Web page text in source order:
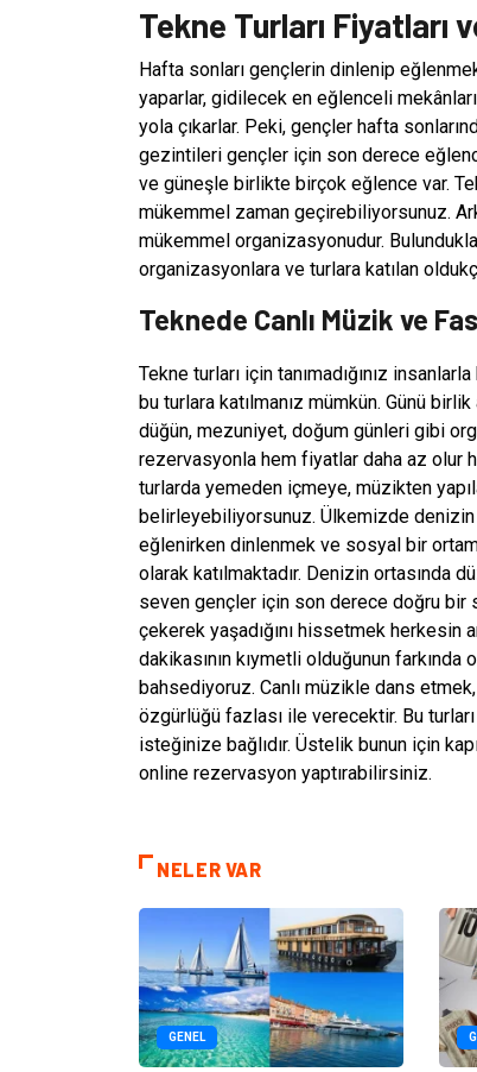
Tekne Turları Fiyatları
Hafta sonları gençlerin dinlenip
yaparlar, gidilecek en eğlenceli
yola çıkarlar. Peki, gençler hafta
gezintileri gençler için son derece
ve güneşle birlikte birçok eğlence var.
mükemmel zaman geçirebiliyorsunuz.
mükemmel organizasyonudur.
organizasyonlara ve turlara katılan
Teknede Canlı Müzik ve
Tekne turları için tanımadığınız
bu turlara katılmanız mümkün. Günü
düğün, mezuniyet, doğum günleri gibi
rezervasyonla hem fiyatlar daha az olur
turlarda yemeden içmeye, müzikten
belirleyebiliyorsunuz. Ülkemizde denizin
eğlenirken dinlenmek ve sosyal bir
olarak katılmaktadır. Denizin ortasında
seven gençler için son derece doğru bir
çekerek yaşadığını hissetmek
dakikasının kıymetli olduğunun
bahsediyoruz. Canlı müzikle dans etmek,
özgürlüğü fazlası ile verecektir. Bu
isteğinize bağlıdır. Üstelik bunun için
online rezervasyon yaptırabilirsiniz.
NELER VAR
GENEL